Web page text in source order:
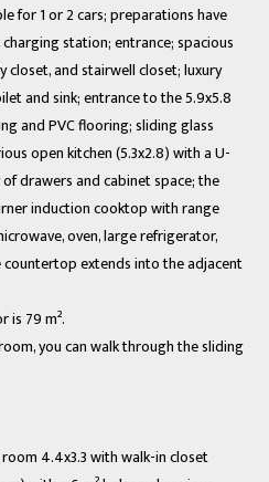
for 1 or 2 cars; preparations have
station; entrance; spacious
and stairwell closet; luxury
and sink; entrance to the 5.9x5.8
and PVC flooring; sliding glass
open kitchen (5.3x2.8) with a U-
drawers and cabinet space; the
induction cooktop with range
oven, large refrigerator,
extends into the adjacent
is 79 m².
you can walk through the sliding
4.4x3.3 with walk-in closet